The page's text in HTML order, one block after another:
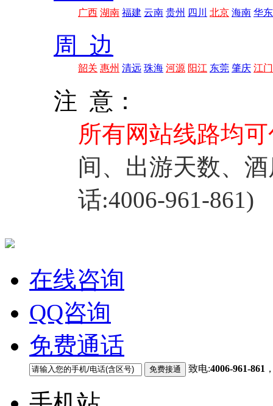
广西 湖南 福建 云南 贵州 四川 北京 海南 华东
周 边
韶关 惠州 清远 珠海 河源 阳江 东莞 肇庆 江门
注 意：
所有网站线路均
间、出游天数、
话:4006-961-861)
在线咨询
QQ咨询
免费通话
致电:4006-961-861